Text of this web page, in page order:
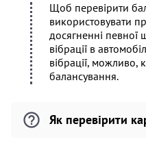
Щоб перевірити
використовувати
досягненні певної
вібрації в
вібрації, можливо,
балансування.
Як перевірити